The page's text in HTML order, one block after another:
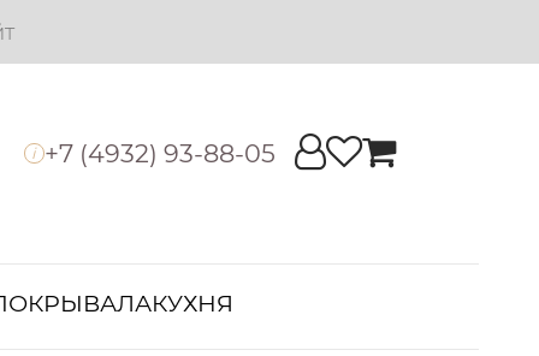
i +7 (4932) 93-88-05
КУХНЯ